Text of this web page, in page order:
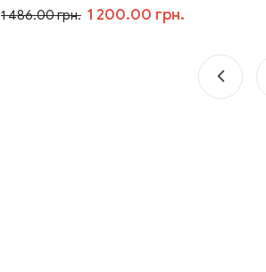
1 486.00 грн. 1 200.00 грн.